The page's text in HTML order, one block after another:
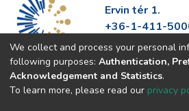
Ervin tér 1.
+36-1-411-
info@fszek.hu
https://fszek.hu
We collect and process your personal
following purposes: Authentication,
Acknowledgement and Statistics.
To learn more, please read our privacy